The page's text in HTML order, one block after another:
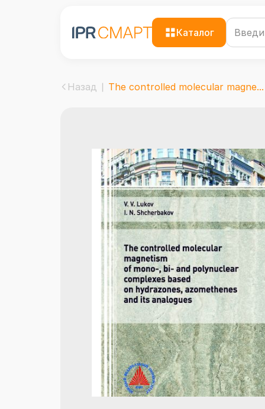
Каталог
Назад The controlled molecular magne...